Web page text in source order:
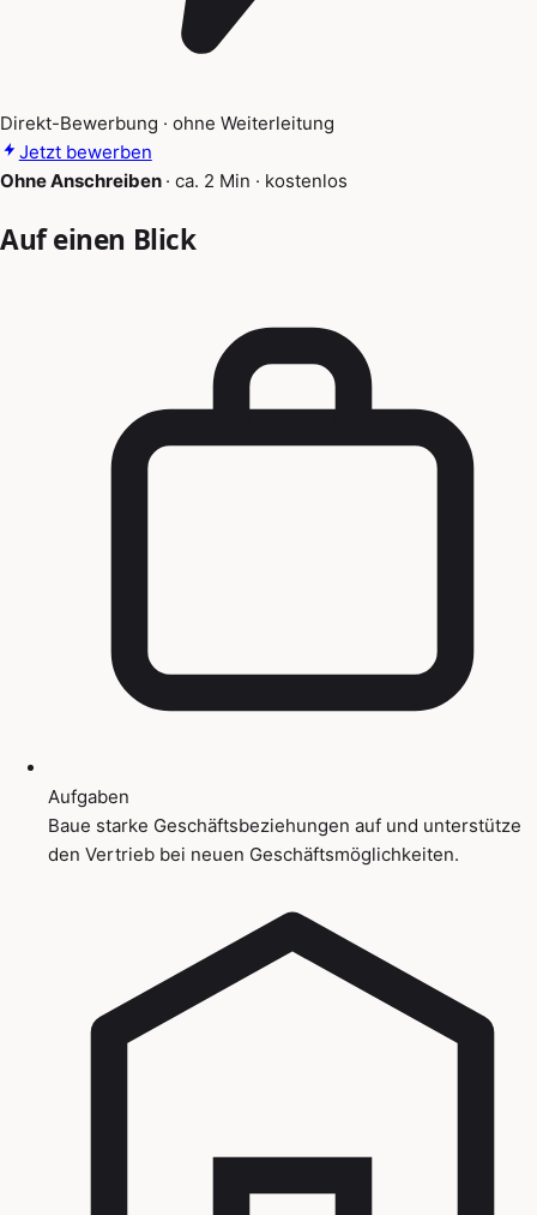
Direkt-Bewerbung · ohne Weiterleitung
Jetzt bewerben
Ohne Anschreiben · ca. 2 Min · kostenlos
Auf einen Blick
Aufgaben
Baue starke Geschäftsbeziehungen auf und unterstütze
den Vertrieb bei neuen Geschäftsmöglichkeiten.